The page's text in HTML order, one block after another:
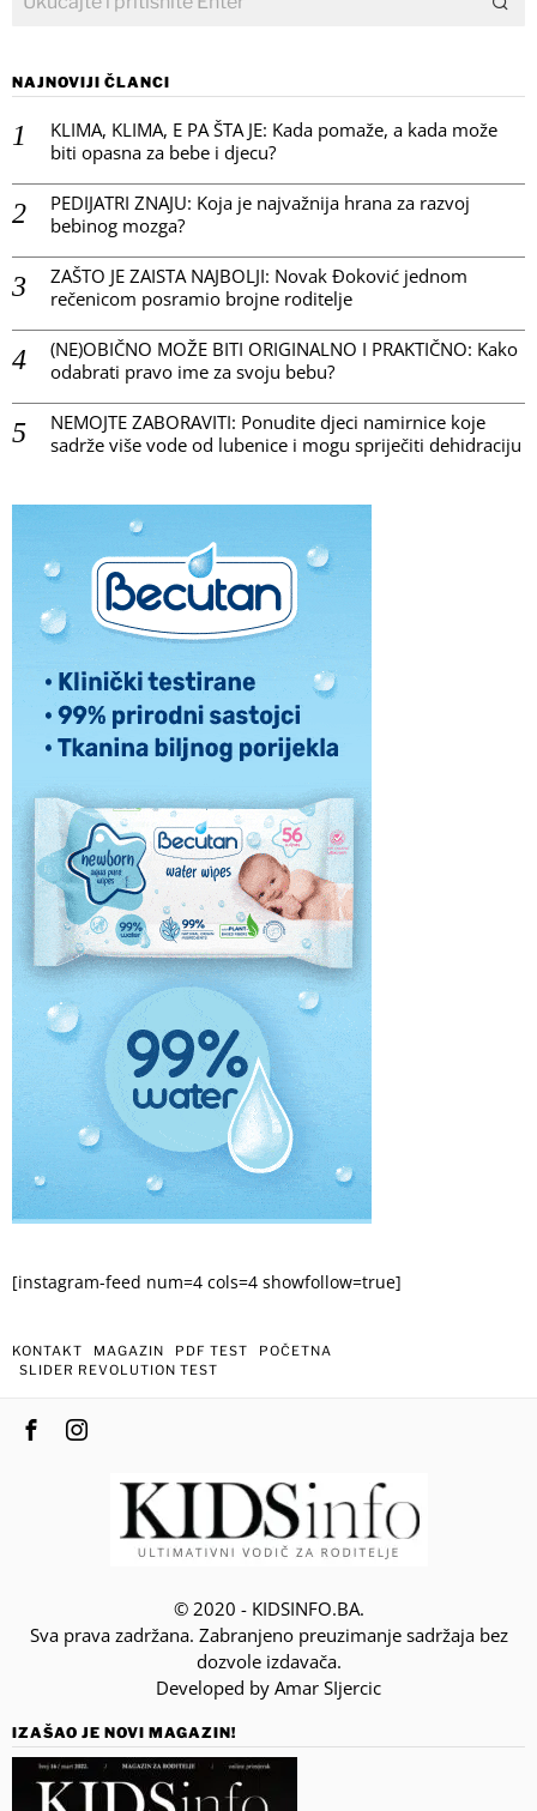
NAJNOVIJI ČLANCI
KLIMA, KLIMA, E PA ŠTA JE: Kada pomaže, a kada može
biti opasna za bebe i djecu?
PEDIJATRI ZNAJU: Koja je najvažnija hrana za razvoj
bebinog mozga?
ZAŠTO JE ZAISTA NAJBOLJI: Novak Đoković jednom
rečenicom posramio brojne roditelje
(NE)OBIČNO MOŽE BITI ORIGINALNO I PRAKTIČNO: Kako
odabrati pravo ime za svoju bebu?
NEMOJTE ZABORAVITI: Ponudite djeci namirnice koje
sadrže više vode od lubenice i mogu spriječiti dehidraciju
[instagram-feed num=4 cols=4 showfollow=true]
KONTAKT MAGAZIN PDF TEST
POČETNA
SLIDER REVOLUTION TEST
© 2020 - KIDSINFO.BA.
Sva prava zadržana. Zabranjeno preuzimanje sadržaja bez
dozvole izdavača.
Developed by Amar SIjercic
IZAŠAO JE NOVI MAGAZIN!